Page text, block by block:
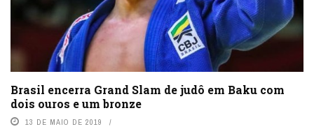
Brasil encerra Grand Slam de judô em Baku com
dois ouros e um bronze
13 DE MAIO DE 2019